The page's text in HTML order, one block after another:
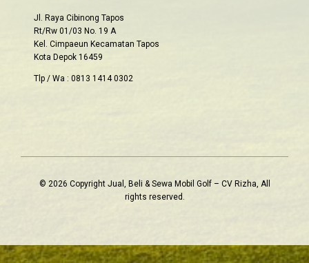
Jl. Raya Cibinong Tapos
Rt/Rw 01/03 No. 19 A
Kel. Cimpaeun Kecamatan Tapos
Kota Depok 16459
Tlp / Wa : 0813 1414 0302
© 2026 Copyright Jual, Beli & Sewa Mobil Golf – CV Rizha, All
rights reserved.